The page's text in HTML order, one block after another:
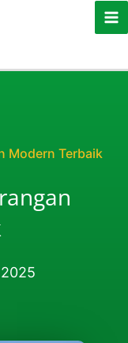
Modern Terbaik